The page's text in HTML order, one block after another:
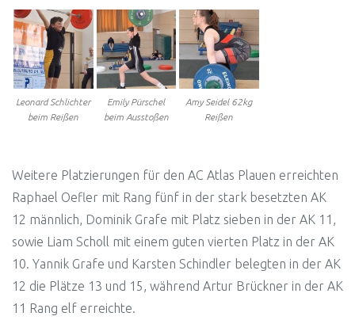
Leonard Schlichter
beim Reißen
Emily Pürschel
beim Ausstoßen
Amy Seidel 62kg
Reißen
Weitere Platzierungen für den AC Atlas Plauen erreichten
Raphael Oefler mit Rang fünf in der stark besetzten AK
12 männlich, Dominik Grafe mit Platz sieben in der AK 11,
sowie Liam Scholl mit einem guten vierten Platz in der AK
10. Yannik Grafe und Karsten Schindler belegten in der AK
12 die Plätze 13 und 15, während Artur Brückner in der AK
11 Rang elf erreichte.